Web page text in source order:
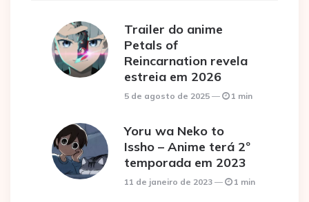
Trailer do anime
Petals of
Reincarnation revela
estreia em 2026
5 de agosto de 2025 1 min
Yoru wa Neko to
Issho – Anime terá 2º
temporada em 2023
11 de janeiro de 2023 1 min